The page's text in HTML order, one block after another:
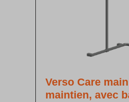
Verso Care
maintien, avec